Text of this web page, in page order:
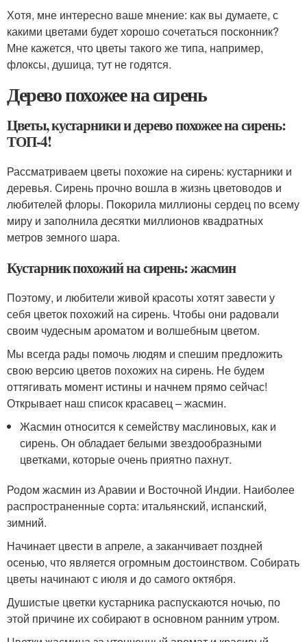
Хотя, мне интересно ваше мнение: как вы думаете, с
какими цветами будет хорошо сочетаться посконник?
Мне кажется, что цветы такого же типа, например,
флоксы, душица, тут не годятся.
Дерево похожее на сирень
Цветы, кустарники и дерево похожее на сирень:
ТОП-4!
Рассматриваем цветы похожие на сирень: кустарники и
деревья. Сирень прочно вошла в жизнь цветоводов и
любителей флоры. Покорила миллионы сердец по всему
миру и заполнила десятки миллионов квадратных
метров земного шара.
Кустарник похожий на сирень: жасмин
Поэтому, и любители живой красоты хотят завести у
себя цветок похожий на сирень. Чтобы они радовали
своим чудесным ароматом и волшебным цветом.
Мы всегда рады помочь людям и спешим предложить
свою версию цветов похожих на сирень. Не будем
оттягивать момент истины и начнем прямо сейчас!
Открывает наш список красавец – жасмин.
Жасмин относится к семейству маслиновых, как и
сирень. Он обладает белыми звездообразными
цветками, которые очень приятно пахнут.
Родом жасмин из Аравии и Восточной Индии. Наиболее
распространенные сорта: итальянский, испанский,
зимний.
Начинает цвести в апреле, а заканчивает поздней
осенью, что является огромным достоинством. Собирать
цветы начинают с июля и до самого октября.
Душистые цветки кустарника распускаются ночью, по
этой причине их собирают в основном ранним утром.